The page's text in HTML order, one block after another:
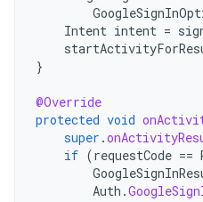
Intent intent =
}
@Override
protected void
super .
if (requestCode ==
Auth .